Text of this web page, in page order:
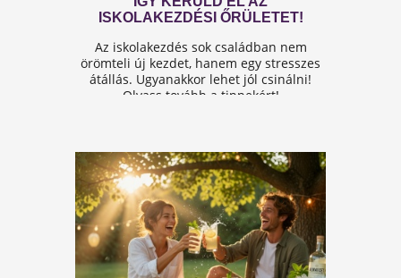
OKAI, TÜNETEI ÉS LEHETSÉGES
MEGOLDÁSAI
A férfiasság, vagy más néven a szexuális
teljesítmény, sok férfi számára központi
az életben. Nem csupán a testi egészséget,
hanem az önbecsülést is befolyásolja.